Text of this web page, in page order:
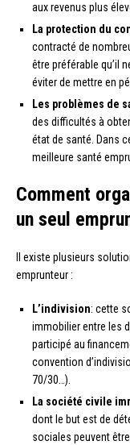
aux revenus plus
La protection du
contracté de
être préférable qu’il
éviter de mettre en
Les problèmes de
des difficultés à
état de santé. Dans
meilleure santé
Comment
un seul
Il existe plusieurs
emprunteur :
L’indivision: cette
immobilier entre les
participé au
convention
70/30…).
La société civile
dont le but est de
sociales peuvent